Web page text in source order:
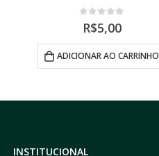
out of 5
R$5,00
ADICIONAR AO CARRINHO
INSTITUCIONAL